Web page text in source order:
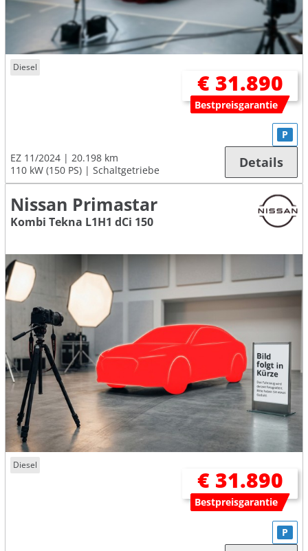
Diesel
€ 31.890
Bestpreisgarantie
EZ 11/2024
20.198 km
110 kW (150 PS)
Schaltgetriebe
P
Details
Nissan Primastar
Kombi Tekna L1H1 dCi 150
Diesel
€ 31.890
Bestpreisgarantie
P